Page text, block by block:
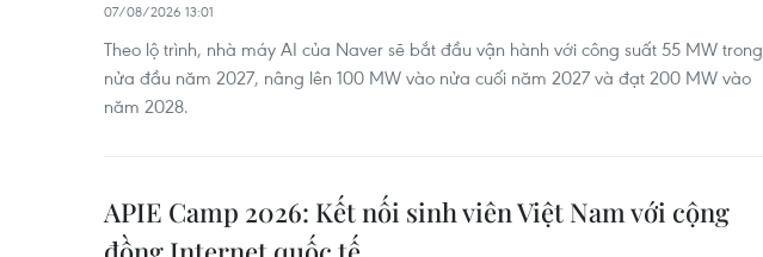
07/08/2026 13:01
Theo lộ trình, nhà máy AI của Naver sẽ bắt đầu vận hành với công suất 55 MW trong
nửa đầu năm 2027, nâng lên 100 MW vào nửa cuối năm 2027 và đạt 200 MW vào
năm 2028.
APIE Camp 2026: Kết nối sinh viên Việt Nam với cộng